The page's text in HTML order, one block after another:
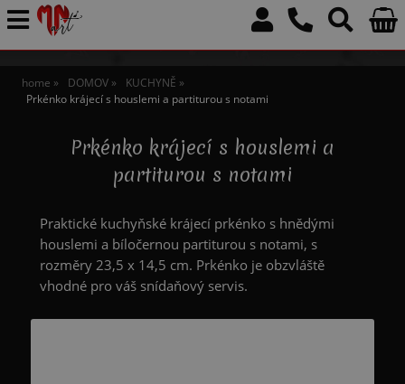
home DOMOV
KUCHYNĚ
Prkénko krájecí s houslemi a partiturou s notami
Prkénko krájecí s houslemi a
partiturou s notami
Praktické kuchyňské krájecí prkénko s hnědými
houslemi a bíločernou partiturou s notami, s
rozměry 23,5 x 14,5 cm. Prkénko je obzvláště
vhodné pro váš snídaňový servis.